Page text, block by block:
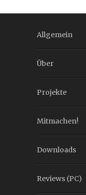
Allgemein
Über
Projekte
Mitmachen!
Downloads
Reviews (PC)